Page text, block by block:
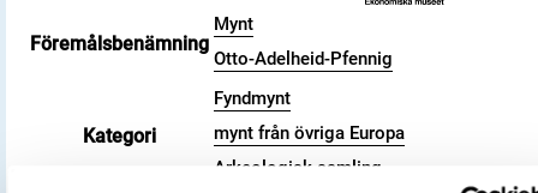
Föremålsbenämning
Mynt
Otto-Adelheid-Pfennig
Kategori
Fyndmynt
mynt från övriga Europa
Arkeologisk samling